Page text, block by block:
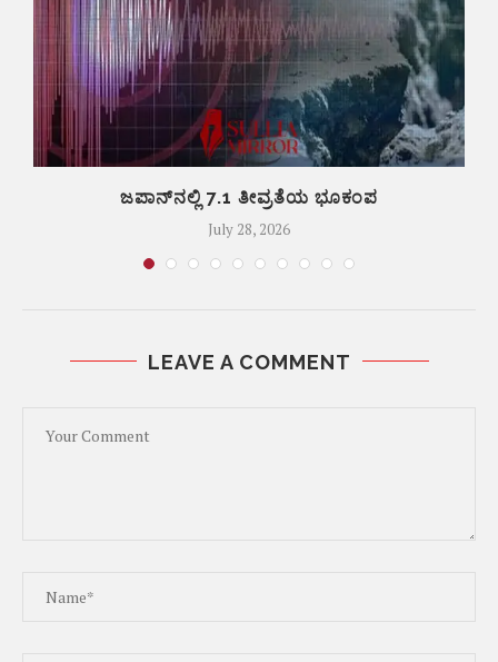
ಜಪಾನ್‌ನಲ್ಲಿ 7.1 ತೀವ್ರತೆಯ ಭೂಕಂಪ
July 28, 2026
LEAVE A COMMENT